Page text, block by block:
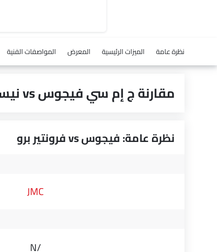
نظرة عامة الميزات الرئيسية المعرض المواصفات الفنية
مقارنة ج إم سي فيجوس vs نيسان فرونتير برو
نظرة عامة: فيجوس vs فرونتير برو
JMC
N/A